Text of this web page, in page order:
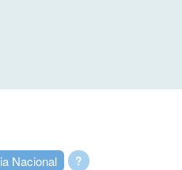
?
Nacional